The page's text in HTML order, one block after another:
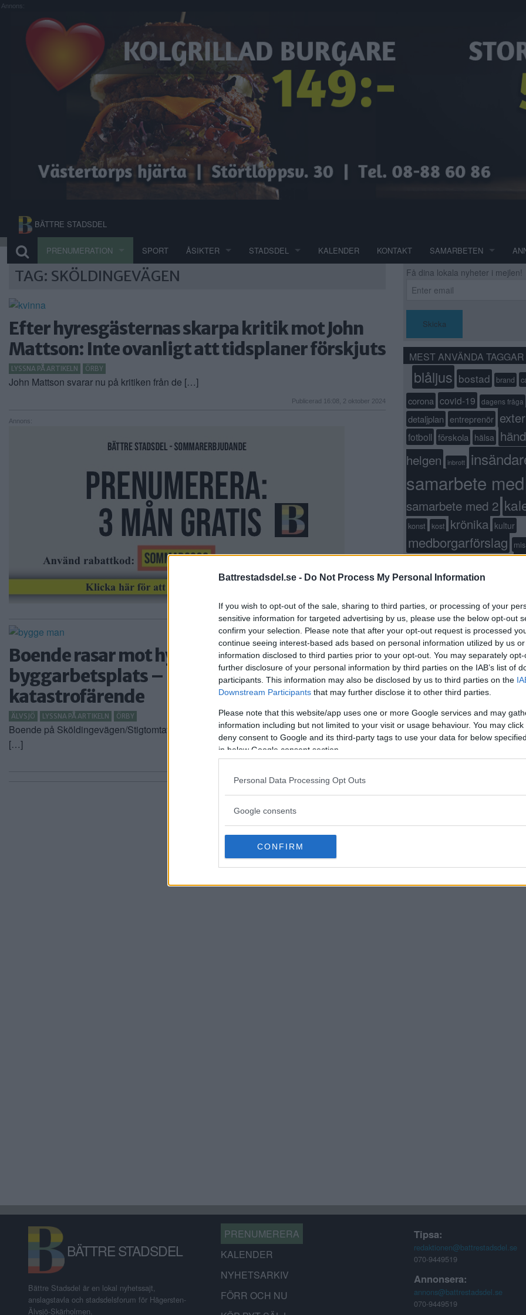
Battrestadsdel.se - Do Not Process My Personal Information
If you wish to opt-out of the sale, sharing to third parties, or processing of your
sensitive information for targeted advertising by us, please use the below opt-out
confirm your selection. Please note that after your opt-out request is processed
continue seeing interest-based ads based on personal information utilized by us
information disclosed to third parties prior to your opt-out. You may separately
further disclosure of your personal information by third parties on the IAB’s list of
participants. This information may also be disclosed by us to third parties on the
Downstream Participants that may further disclose it to other third parties.
Please note that this website/app uses one or more Google services and may
information including but not limited to your visit or usage behaviour. You may
deny consent to Google and its third-party tags to use your data for below
in below Google consent section.
Personal Data Processing Opt Outs
Google consents
CONFIRM
Annons:
BÄTTRE STADSDEL
PRENUMERATION SPORT ÅSIKTER STADSDEL KALENDER KONTAKT SAMARBETEN
TAG: SKÖLDINGEVÄGEN
Efter hyresgästernas skarpa kritik mot John
Mattson: Inte ovanligt att tidsplaner förskjuts
LYSSNA PÅ ARTIKELN ÖRBY
John Mattson svarar nu på kritiken från de […]
Publicerad 16:08, 2 oktober 2024
Annons:
Boende rasar mot hyresvärd: Vi bor på en
byggarbetsplats – Hyresgästföreningen: Ett
katastrofärende
ÄLVSJÖ LYSSNA PÅ ARTIKELN ÖRBY
Boende på Sköldingevägen/Stigtomtavägen i Örby är missnöjda med
[…]
Få dina lokala nyheter i mejlen!
Skicka
MEST ANVÄNDA TAGGAR
blåljus bostad brand
corona covid-19 dagens fråga
detaljplan entreprenör
fotboll förskola hälsa
helgen
inbrott
samarbete med
samarbete med 2
konst kost krönika kultur
medborgarförslag
stockholm restaurang
stadsdelsnämnden
StockholmsStad
trafikolycka träning vänsterpartiet
BÄTTRE STADSDEL
Bättre Stadsdel är en lokal nyhetssajt,
anslagstavla och stadsdelsforum för Hägersten-
Älvsjö-Skärholmen.
PRENUMERERA
KALENDER
NYHETSARKIV
FÖRR OCH NU
Tipsa:
redaktionen@battrestadsdel.se
070-9449519
Annonsera:
annons@battrestadsdel.se
070-9449519